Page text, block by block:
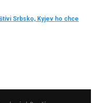
Srbsko, Kyjev ho chce